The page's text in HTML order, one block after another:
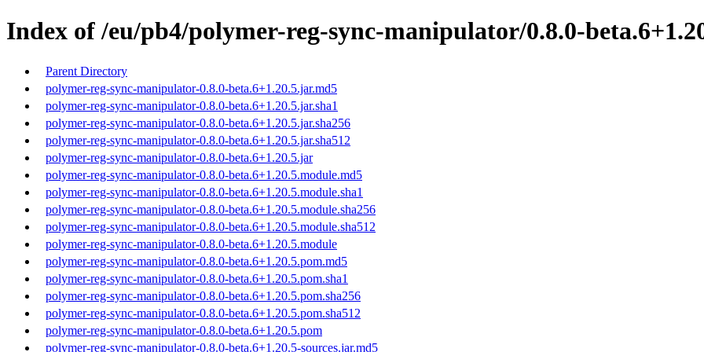
Index of /eu/pb4/polymer-reg-sync-manipulator/0.8.0-
Parent Directory
polymer-reg-sync-manipulator-0.8.0-beta.6+1.20.5.jar.md5
polymer-reg-sync-manipulator-0.8.0-beta.6+1.20.5.jar.sha1
polymer-reg-sync-manipulator-0.8.0-beta.6+1.20.5.jar.sha256
polymer-reg-sync-manipulator-0.8.0-beta.6+1.20.5.jar.sha512
polymer-reg-sync-manipulator-0.8.0-beta.6+1.20.5.jar
polymer-reg-sync-manipulator-0.8.0-beta.6+1.20.5.module.md5
polymer-reg-sync-manipulator-0.8.0-beta.6+1.20.5.module.sha1
polymer-reg-sync-manipulator-0.8.0-beta.6+1.20.5.module.sha256
polymer-reg-sync-manipulator-0.8.0-beta.6+1.20.5.module.sha512
polymer-reg-sync-manipulator-0.8.0-beta.6+1.20.5.module
polymer-reg-sync-manipulator-0.8.0-beta.6+1.20.5.pom.md5
polymer-reg-sync-manipulator-0.8.0-beta.6+1.20.5.pom.sha1
polymer-reg-sync-manipulator-0.8.0-beta.6+1.20.5.pom.sha256
polymer-reg-sync-manipulator-0.8.0-beta.6+1.20.5.pom.sha512
polymer-reg-sync-manipulator-0.8.0-beta.6+1.20.5.pom
polymer-reg-sync-manipulator-0.8.0-beta.6+1.20.5-sources.jar.md5